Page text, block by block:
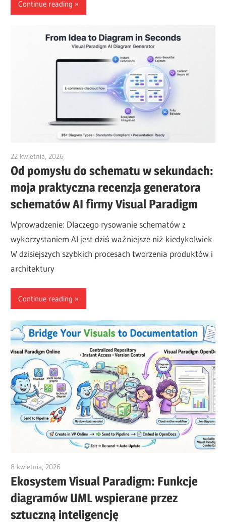
Continue reading
22 kwietnia, 2026
Od pomysłu do schematu w sekundach:
moja praktyczna recenzja generatora
schematów AI firmy Visual Paradigm
Wprowadzenie: Dlaczego rysowanie schematów z
wykorzystaniem AI jest dziś ważniejsze niż kiedykolwiek
W dzisiejszych szybkich procesach tworzenia produktów i
architektury
Continue reading
8 kwietnia, 2026
Ekosystem Visual Paradigm: Funkcje
diagramów UML wspierane przez
sztuczną inteligencję